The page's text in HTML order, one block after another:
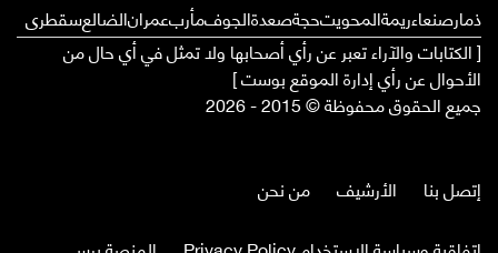
ذمارصنعاءريمةالمحويتحجةصعدةالجوفمأربعمرانالضالعسقطرى
[ الكتابات والآراء تعبر عن رأي أصحابها ولا تمثل في أي حال من
الأحوال عن رأي إدارة الموقع بوست ]
جميع الحقوق محفوظة © 2015 - 2026
إتصل بنا الأرشيف
من نحن